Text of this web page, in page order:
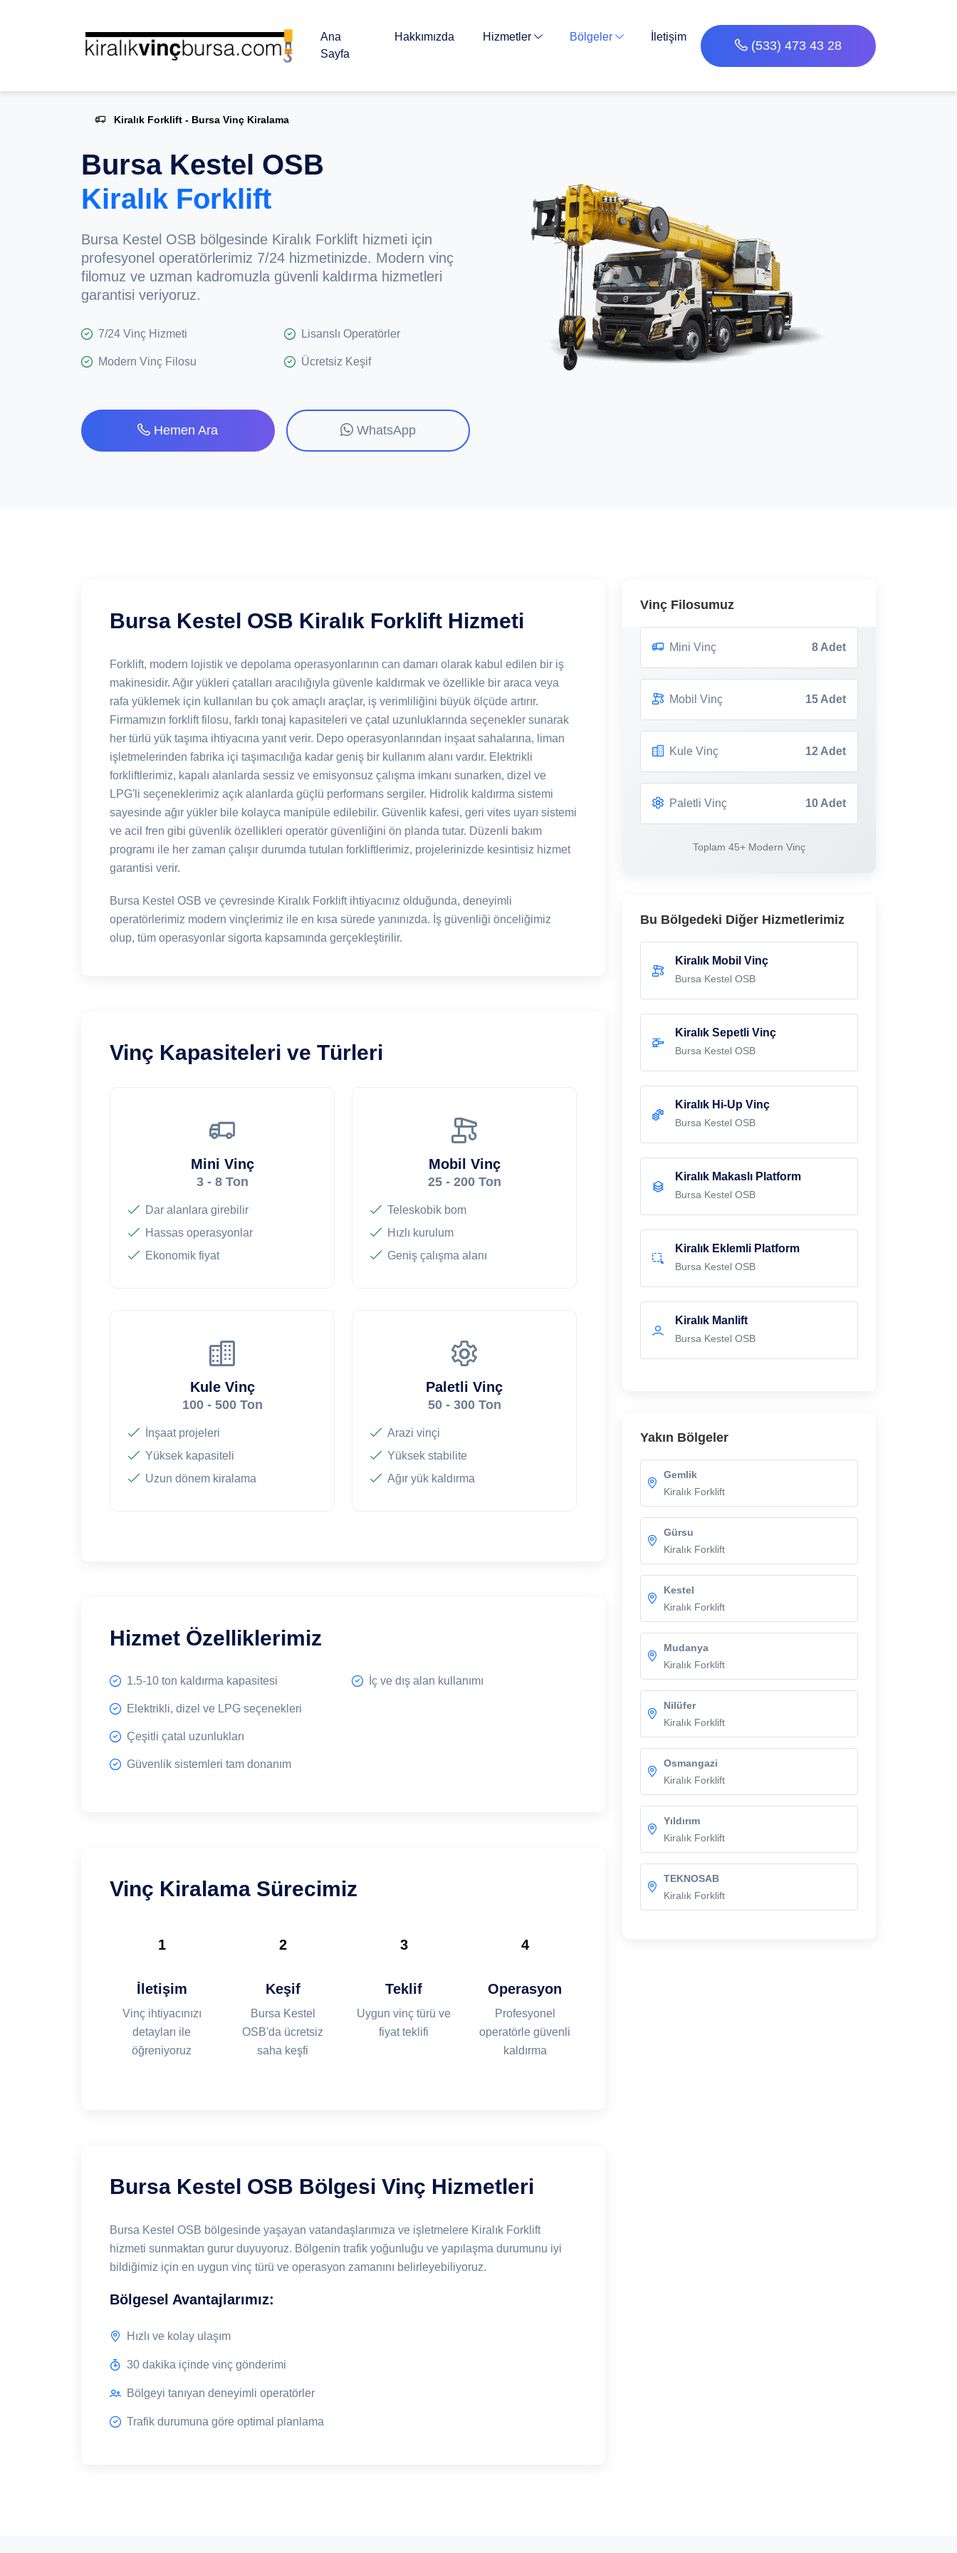
Ana
Sayfa
Hakkımızda Hizmetler Bölgeler İletişim
(533) 473 43 28
Kiralık Forklift - Bursa Vinç Kiralama
Bursa Kestel OSB
Kiralık Forklift
Bursa Kestel OSB bölgesinde Kiralık Forklift hizmeti için
profesyonel operatörlerimiz 7/24 hizmetinizde. Modern vinç
filomuz ve uzman kadromuzla güvenli kaldırma hizmetleri
garantisi veriyoruz.
7/24 Vinç Hizmeti Lisanslı Operatörler
Modern Vinç Filosu Ücretsiz Keşif
Hemen Ara WhatsApp
Bursa Kestel OSB Kiralık Forklift Hizmeti
Forklift, modern lojistik ve depolama operasyonlarının can damarı olarak kabul edilen bir iş
makinesidir. Ağır yükleri çatalları aracılığıyla güvenle kaldırmak ve özellikle bir araca veya
rafa yüklemek için kullanılan bu çok amaçlı araçlar, iş verimliliğini büyük ölçüde artırır.
Firmamızın forklift filosu, farklı tonaj kapasiteleri ve çatal uzunluklarında seçenekler sunarak
her türlü yük taşıma ihtiyacına yanıt verir. Depo operasyonlarından inşaat sahalarına, liman
işletmelerinden fabrika içi taşımacılığa kadar geniş bir kullanım alanı vardır. Elektrikli
forkliftlerimiz, kapalı alanlarda sessiz ve emisyonsuz çalışma imkanı sunarken, dizel ve
LPG'li seçeneklerimiz açık alanlarda güçlü performans sergiler. Hidrolik kaldırma sistemi
sayesinde ağır yükler bile kolayca manipüle edilebilir. Güvenlik kafesi, geri vites uyarı sistemi
ve acil fren gibi güvenlik özellikleri operatör güvenliğini ön planda tutar. Düzenli bakım
programı ile her zaman çalışır durumda tutulan forkliftlerimiz, projelerinizde kesintisiz hizmet
garantisi verir.
Bursa Kestel OSB ve çevresinde Kiralık Forklift ihtiyacınız olduğunda, deneyimli
operatörlerimiz modern vinçlerimiz ile en kısa sürede yanınızda. İş güvenliği önceliğimiz
olup, tüm operasyonlar sigorta kapsamında gerçekleştirilir.
Vinç Kapasiteleri ve Türleri
Mini Vinç
3 - 8 Ton
Dar alanlara girebilir
Hassas operasyonlar
Ekonomik fiyat
Mobil Vinç
25 - 200 Ton
Teleskobik bom
Hızlı kurulum
Geniş çalışma alanı
Kule Vinç
100 - 500 Ton
İnşaat projeleri
Yüksek kapasiteli
Uzun dönem kiralama
Paletli Vinç
50 - 300 Ton
Arazi vinçi
Yüksek stabilite
Ağır yük kaldırma
Hizmet Özelliklerimiz
1.5-10 ton kaldırma kapasitesi
Elektrikli, dizel ve LPG seçenekleri
Çeşitli çatal uzunlukları
Güvenlik sistemleri tam donanım
İç ve dış alan kullanımı
Vinç Kiralama Sürecimiz
1
İletişim
Vinç ihtiyacınızı
detayları ile
öğreniyoruz
2
Keşif
Bursa Kestel
OSB'da ücretsiz
saha keşfi
3
Teklif
Uygun vinç türü ve
fiyat teklifi
4
Operasyon
Profesyonel
operatörle güvenli
kaldırma
Bursa Kestel OSB Bölgesi Vinç Hizmetleri
Bursa Kestel OSB bölgesinde yaşayan vatandaşlarımıza ve işletmelere Kiralık Forklift
hizmeti sunmaktan gurur duyuyoruz. Bölgenin trafik yoğunluğu ve yapılaşma durumunu iyi
bildiğimiz için en uygun vinç türü ve operasyon zamanını belirleyebiliyoruz.
Bölgesel Avantajlarımız:
Hızlı ve kolay ulaşım
30 dakika içinde vinç gönderimi
Bölgeyi tanıyan deneyimli operatörler
Trafik durumuna göre optimal planlama
Vinç Filosumuz
Mini Vinç 8 Adet
Mobil Vinç 15 Adet
Kule Vinç 12 Adet
Paletli Vinç 10 Adet
Toplam 45+ Modern Vinç
Bu Bölgedeki Diğer Hizmetlerimiz
Kiralık Mobil Vinç
Bursa Kestel OSB
Kiralık Sepetli Vinç
Bursa Kestel OSB
Kiralık Hi-Up Vinç
Bursa Kestel OSB
Kiralık Makaslı Platform
Bursa Kestel OSB
Kiralık Eklemli Platform
Bursa Kestel OSB
Kiralık Manlift
Bursa Kestel OSB
Yakın Bölgeler
Gemlik
Kiralık Forklift
Gürsu
Kiralık Forklift
Kestel
Kiralık Forklift
Mudanya
Kiralık Forklift
Nilüfer
Kiralık Forklift
Osmangazi
Kiralık Forklift
Yıldırım
Kiralık Forklift
TEKNOSAB
Kiralık Forklift